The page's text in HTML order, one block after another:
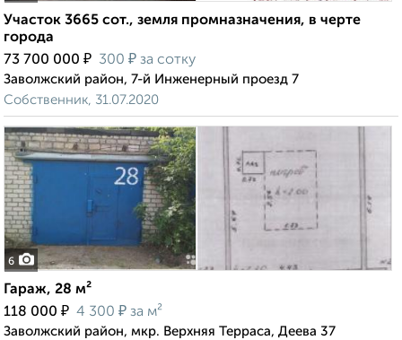
Участок 3665 сот., земля промназначения, в черте
города
73 700 000 ₽ 300 ₽ за сотку
Заволжский район, 7-й Инженерный проезд 7
Собственник, 31.07.2020
6
Гараж, 28 м²
118 000 ₽ 4 300 ₽ за м²
Заволжский район, мкр. Верхняя Терраса, Деева 37